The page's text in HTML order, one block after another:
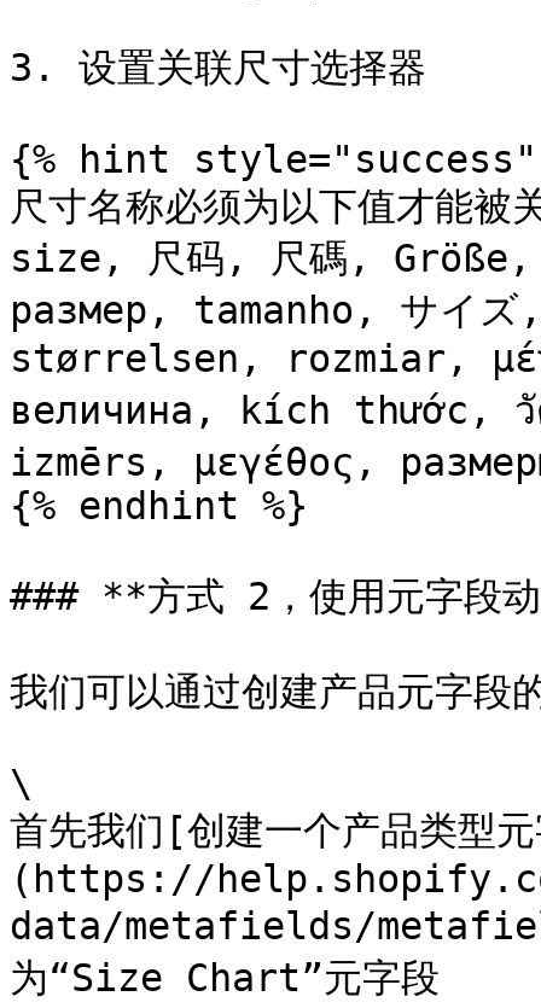
3. 设置关联尺寸选择器
{% hint style="success"
尺寸名称必须为以下值才能被
size, 尺码, 尺碼,
размер, tamanho, サ
størrelsen, rozmiar,
величина, kích
izmērs, μεγέθος,
{% endhint %}
### **方式 2，使用元字段
我们可以通过创建产品元字段
\
首先我们[创建一个产品类型
(https://
data/metafields/
为“Size Chart”元字段